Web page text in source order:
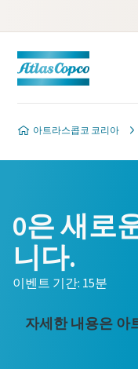
아트라스콥코 코리아
0은 새로
니다.
이벤트 기간: 15분
자세한 내용은 아